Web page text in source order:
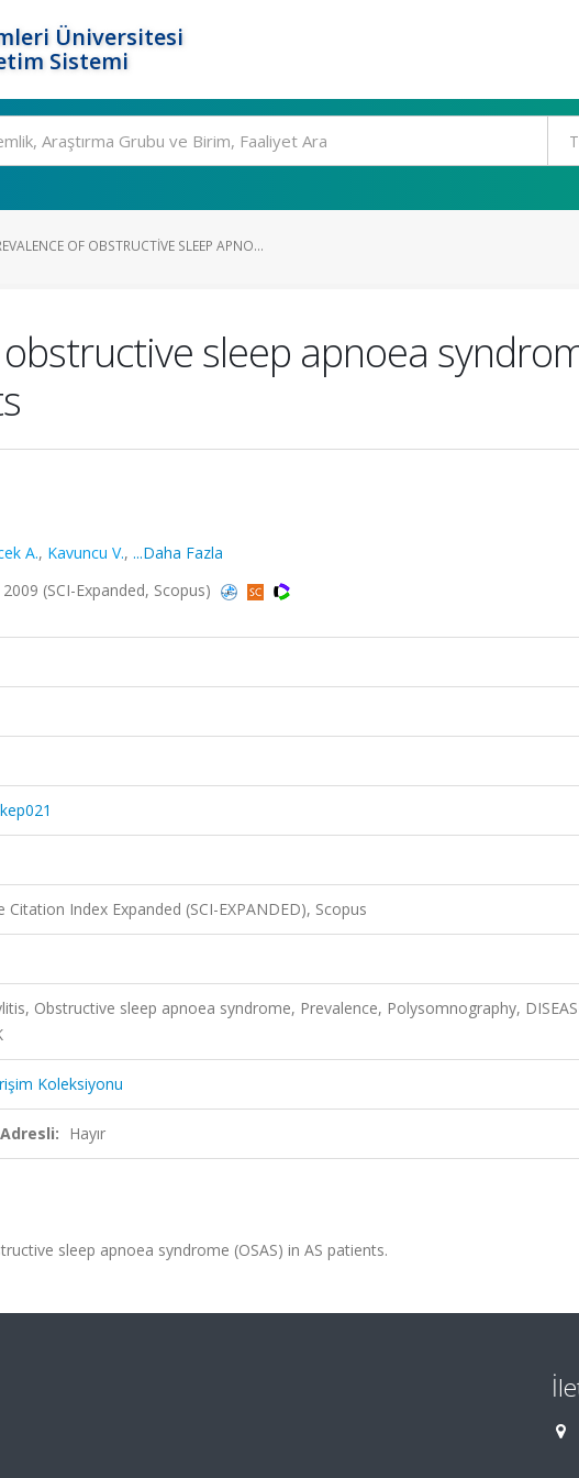
Üniversitesi
Sistemi
OF OBSTRUCTIVE SLEEP APNO...
sleep apnoea
A., Kavuncu V., ...Daha Fazla
(SCI-Expanded, Scopus)
Citation Index Expanded (SCI-EXPANDED), Scopus
Obstructive sleep apnoea syndrome, Prevalence, Polysomnography,
Koleksiyonu
Hayır
sleep apnoea syndrome (OSAS) in AS patients.